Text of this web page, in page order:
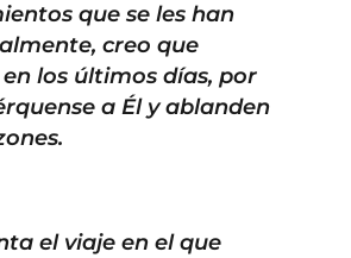
que se les han
creo que
los últimos días, por
a Él y ablanden
el viaje en el que